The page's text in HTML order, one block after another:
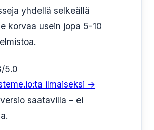
yhdellä selkeällä
korvaa usein jopa 5-10
5.0
ilmaiseksi →
saatavilla – ei